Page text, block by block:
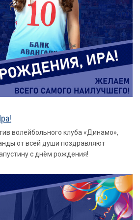
волейбольного клуба «Динамо»,
от всей души поздравляют
с днём рождения!